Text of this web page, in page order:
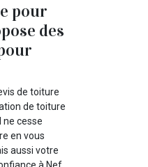
pour
des
de toiture
de toiture
ne cesse
en vous
aussi votre